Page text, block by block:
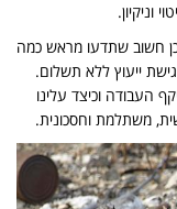
חשוב שתדעו מראש כמה
ייעוץ ללא תשלום.
העבודה וכיצד עלינו
משתלמת וחסכונית.